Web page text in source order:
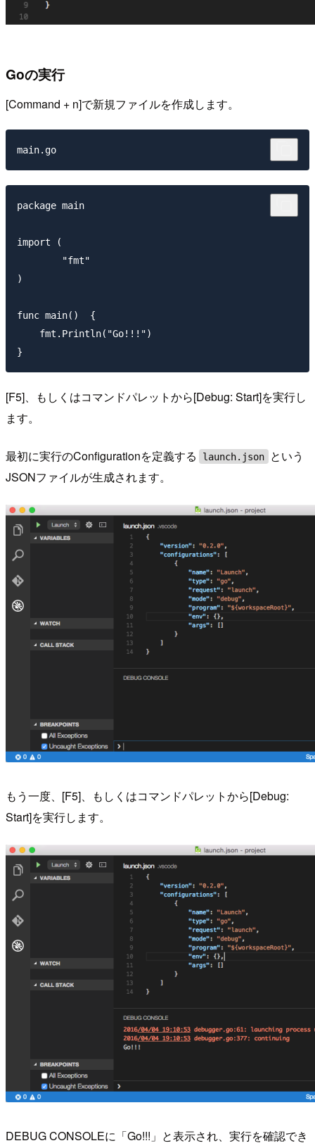
Goの実行
[Command + n]で新規ファイルを作成します。
main.go
package main
import (
)
func main()  {
    fmt.Println("Go!!!")
[F5]、もしくはコマンドパレットから[Debug: Start]を実行し
ます。
最初に実行のConfigurationを定義する launch.json
という
JSONファイルが生成されます。
もう一度、[F5]、もしくはコマンドパレットから[Debug:
Start]を実行します。
DEBUG CONSOLEに「Go!!!」と表示され、実行を確認でき